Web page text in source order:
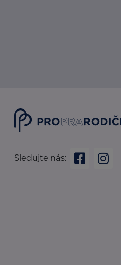
Sledujte nás: